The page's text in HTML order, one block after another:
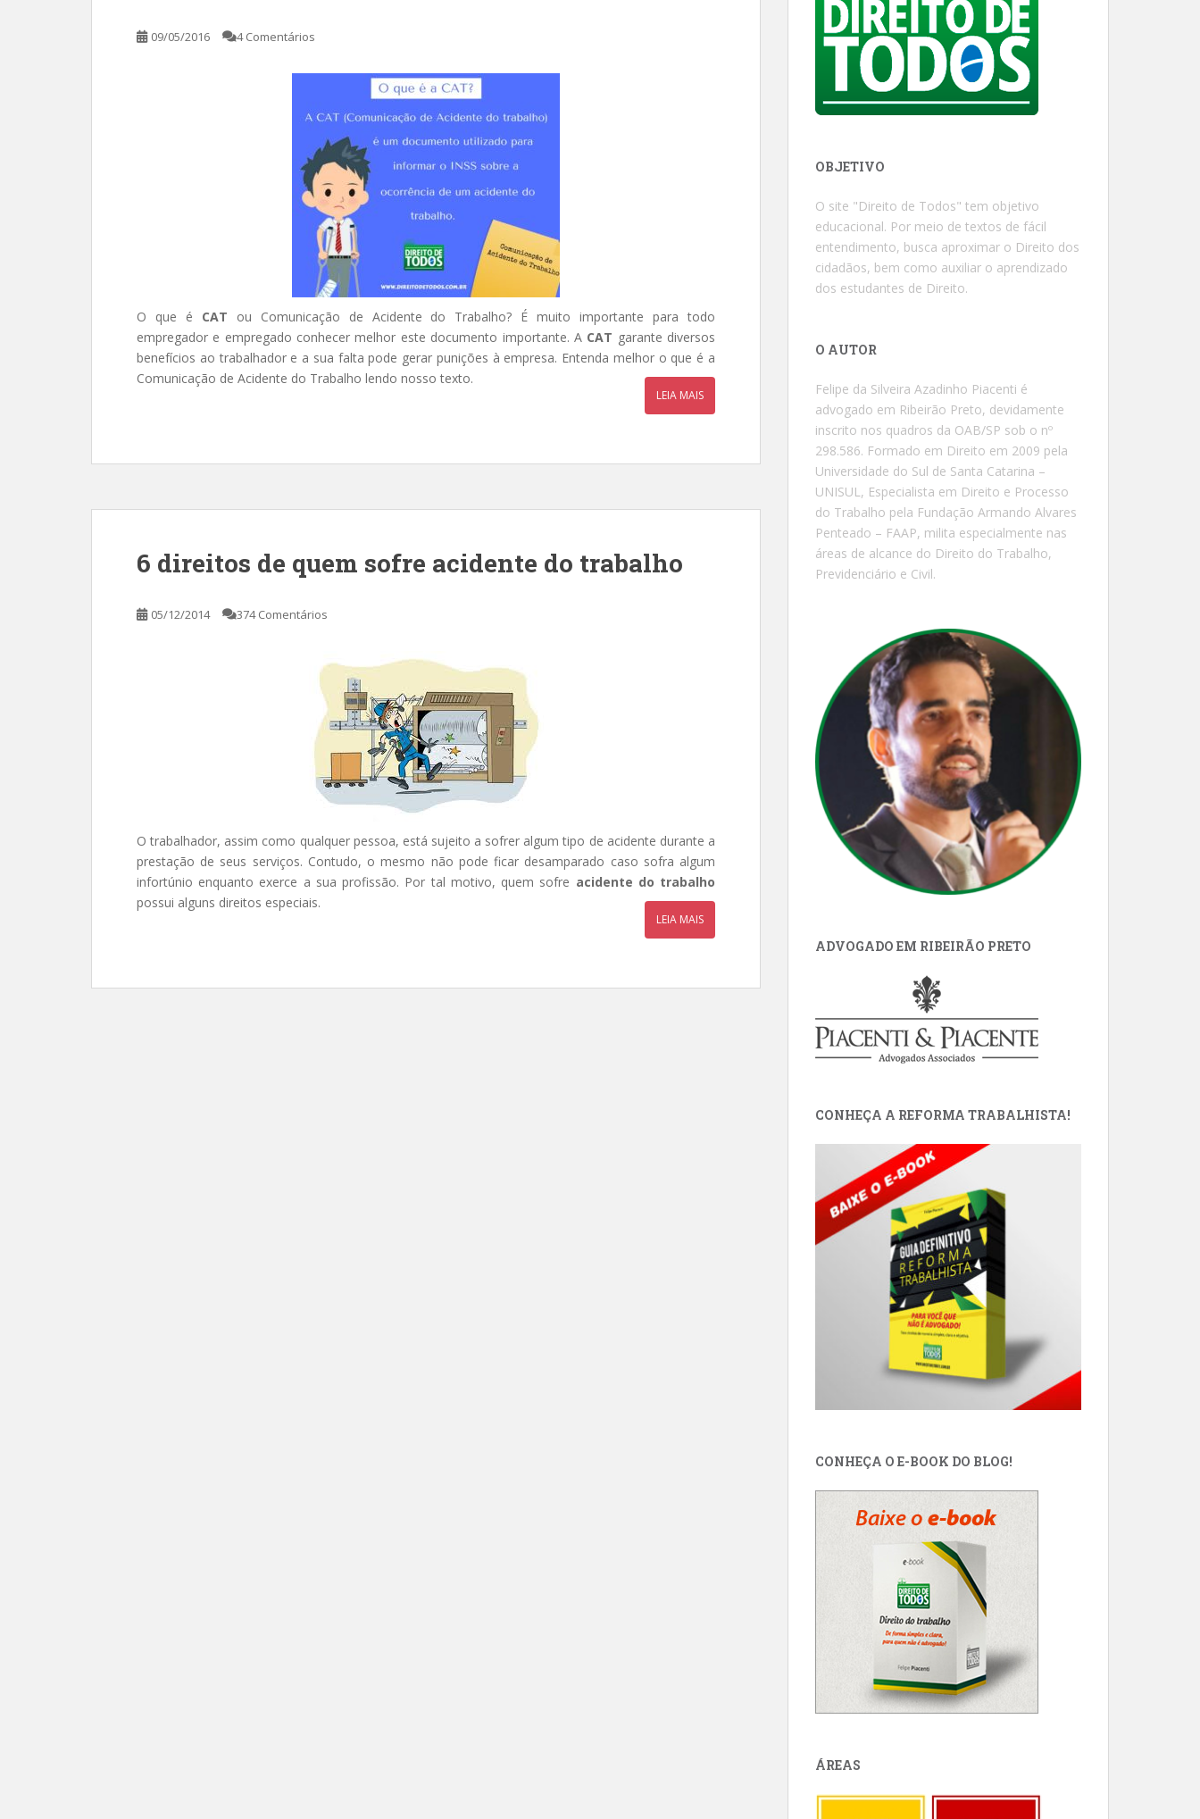
09/05/2016 4 Comentários
O que é CAT ou Comunicação de Acidente do Trabalho? É muito importante para todo
empregador e empregado conhecer melhor este documento importante. A CAT garante diversos
benefícios ao trabalhador e a sua falta pode gerar punições à empresa. Entenda melhor o que é a
Comunicação de Acidente do Trabalho lendo nosso texto.
LEIA MAIS
6 direitos de quem sofre acidente do trabalho
05/12/2014 374 Comentários
O trabalhador, assim como qualquer pessoa, está sujeito a sofrer algum tipo de acidente durante a
prestação de seus serviços. Contudo, o mesmo não pode ficar desamparado caso sofra algum
infortúnio enquanto exerce a sua profissão. Por tal motivo, quem sofre acidente do trabalho
possui alguns direitos especiais.
LEIA MAIS
OBJETIVO
O site "Direito de Todos" tem objetivo
educacional. Por meio de textos de fácil
entendimento, busca aproximar o Direito dos
cidadãos, bem como auxiliar o aprendizado
dos estudantes de Direito.
O AUTOR
Felipe da Silveira Azadinho Piacenti é
advogado em Ribeirão Preto, devidamente
inscrito nos quadros da OAB/SP sob o nº
298.586. Formado em Direito em 2009 pela
Universidade do Sul de Santa Catarina –
UNISUL, Especialista em Direito e Processo
do Trabalho pela Fundação Armando Alvares
Penteado – FAAP, milita especialmente nas
áreas de alcance do Direito do Trabalho,
Previdenciário e Civil.
ADVOGADO EM RIBEIRÃO PRETO
CONHEÇA A REFORMA TRABALHISTA!
CONHEÇA O E-BOOK DO BLOG!
ÁREAS